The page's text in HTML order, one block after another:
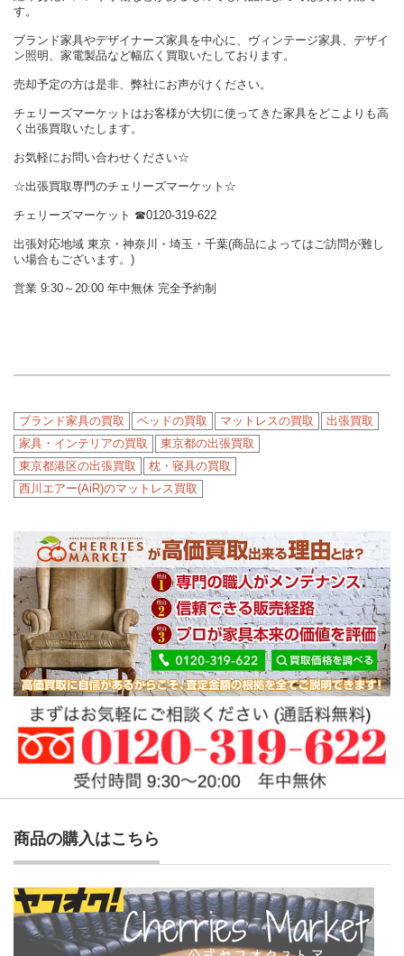
す。
ブランド家具やデザイナーズ家具を中心に、ヴィンテージ家具、デザイ
ン照明、家電製品など幅広く買取いたしております。
売却予定の方は是非、弊社にお声がけください。
チェリーズマーケットはお客様が大切に使ってきた家具をどこよりも高
く出張買取いたします。
お気軽にお問い合わせください☆
☆出張買取専門のチェリーズマーケット☆
チェリーズマーケット ☎︎0120-319-622
出張対応地域 東京・神奈川・埼玉・千葉(商品によってはご訪問が難し
い場合もございます。)
営業 9:30～20:00 年中無休 完全予約制
ブランド家具の買取 ベッドの買取 マットレスの買取
出張買取
家具・インテリアの買取
東京都の出張買取
東京都港区の出張買取
枕・寝具の買取
西川エアー(AiR)のマットレス買取
商品の購入はこちら